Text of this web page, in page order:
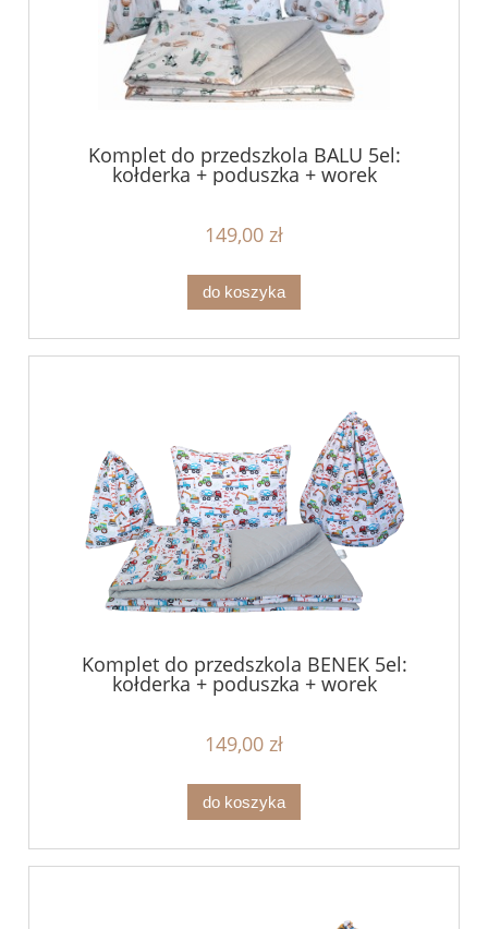
Komplet do przedszkola BALU 5el:
kołderka + poduszka + worek
149,00 zł
do koszyka
Komplet do przedszkola BENEK 5el:
kołderka + poduszka + worek
149,00 zł
do koszyka